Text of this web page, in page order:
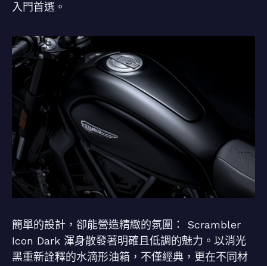
入門首選。
簡單的設計，卻能營造精緻的氛圍： Scrambler
Icon Dark 渾身散發著明確且低調的魅力。以消光
黑重新詮釋的水滴形油箱，不僅經典，更在不同材